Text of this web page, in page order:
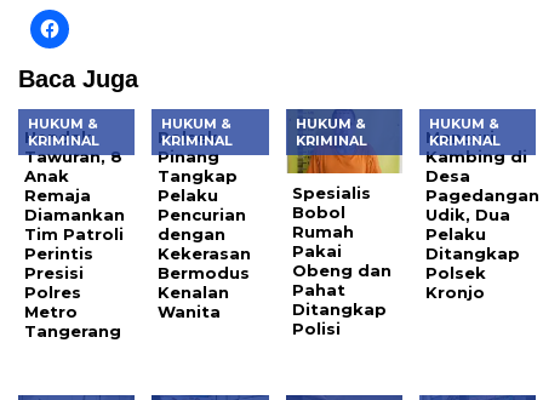
Baca Juga
HUKUM &
KRIMINAL
Hendak
Tawuran, 8
Anak
Remaja
Diamankan
Tim Patroli
Perintis
Presisi
Polres
Metro
Tangerang
HUKUM &
KRIMINAL
Polsek
Pinang
Tangkap
Pelaku
Pencurian
dengan
Kekerasan
Bermodus
Kenalan
Wanita
HUKUM &
KRIMINAL
Spesialis
Bobol
Rumah
Pakai
Obeng dan
Pahat
Ditangkap
Polisi
HUKUM &
KRIMINAL
Mencuri
Kambing di
Desa
Pagedangan
Udik, Dua
Pelaku
Ditangkap
Polsek
Kronjo